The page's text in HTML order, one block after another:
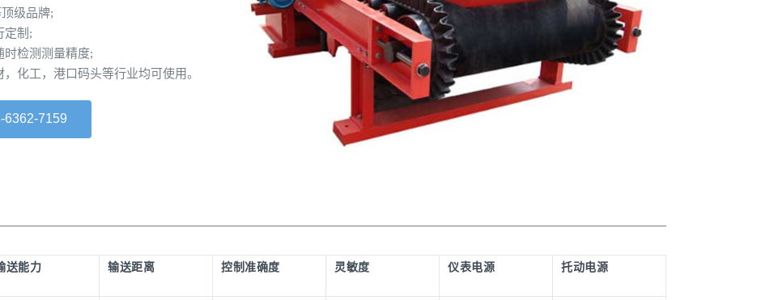
级品牌;
定制;
时检测测量精度;
化工，港口码头等行业均可使用。
6362-7159
送能力 输送距离 控制准确度 灵敏度 仪表电源 托动电源